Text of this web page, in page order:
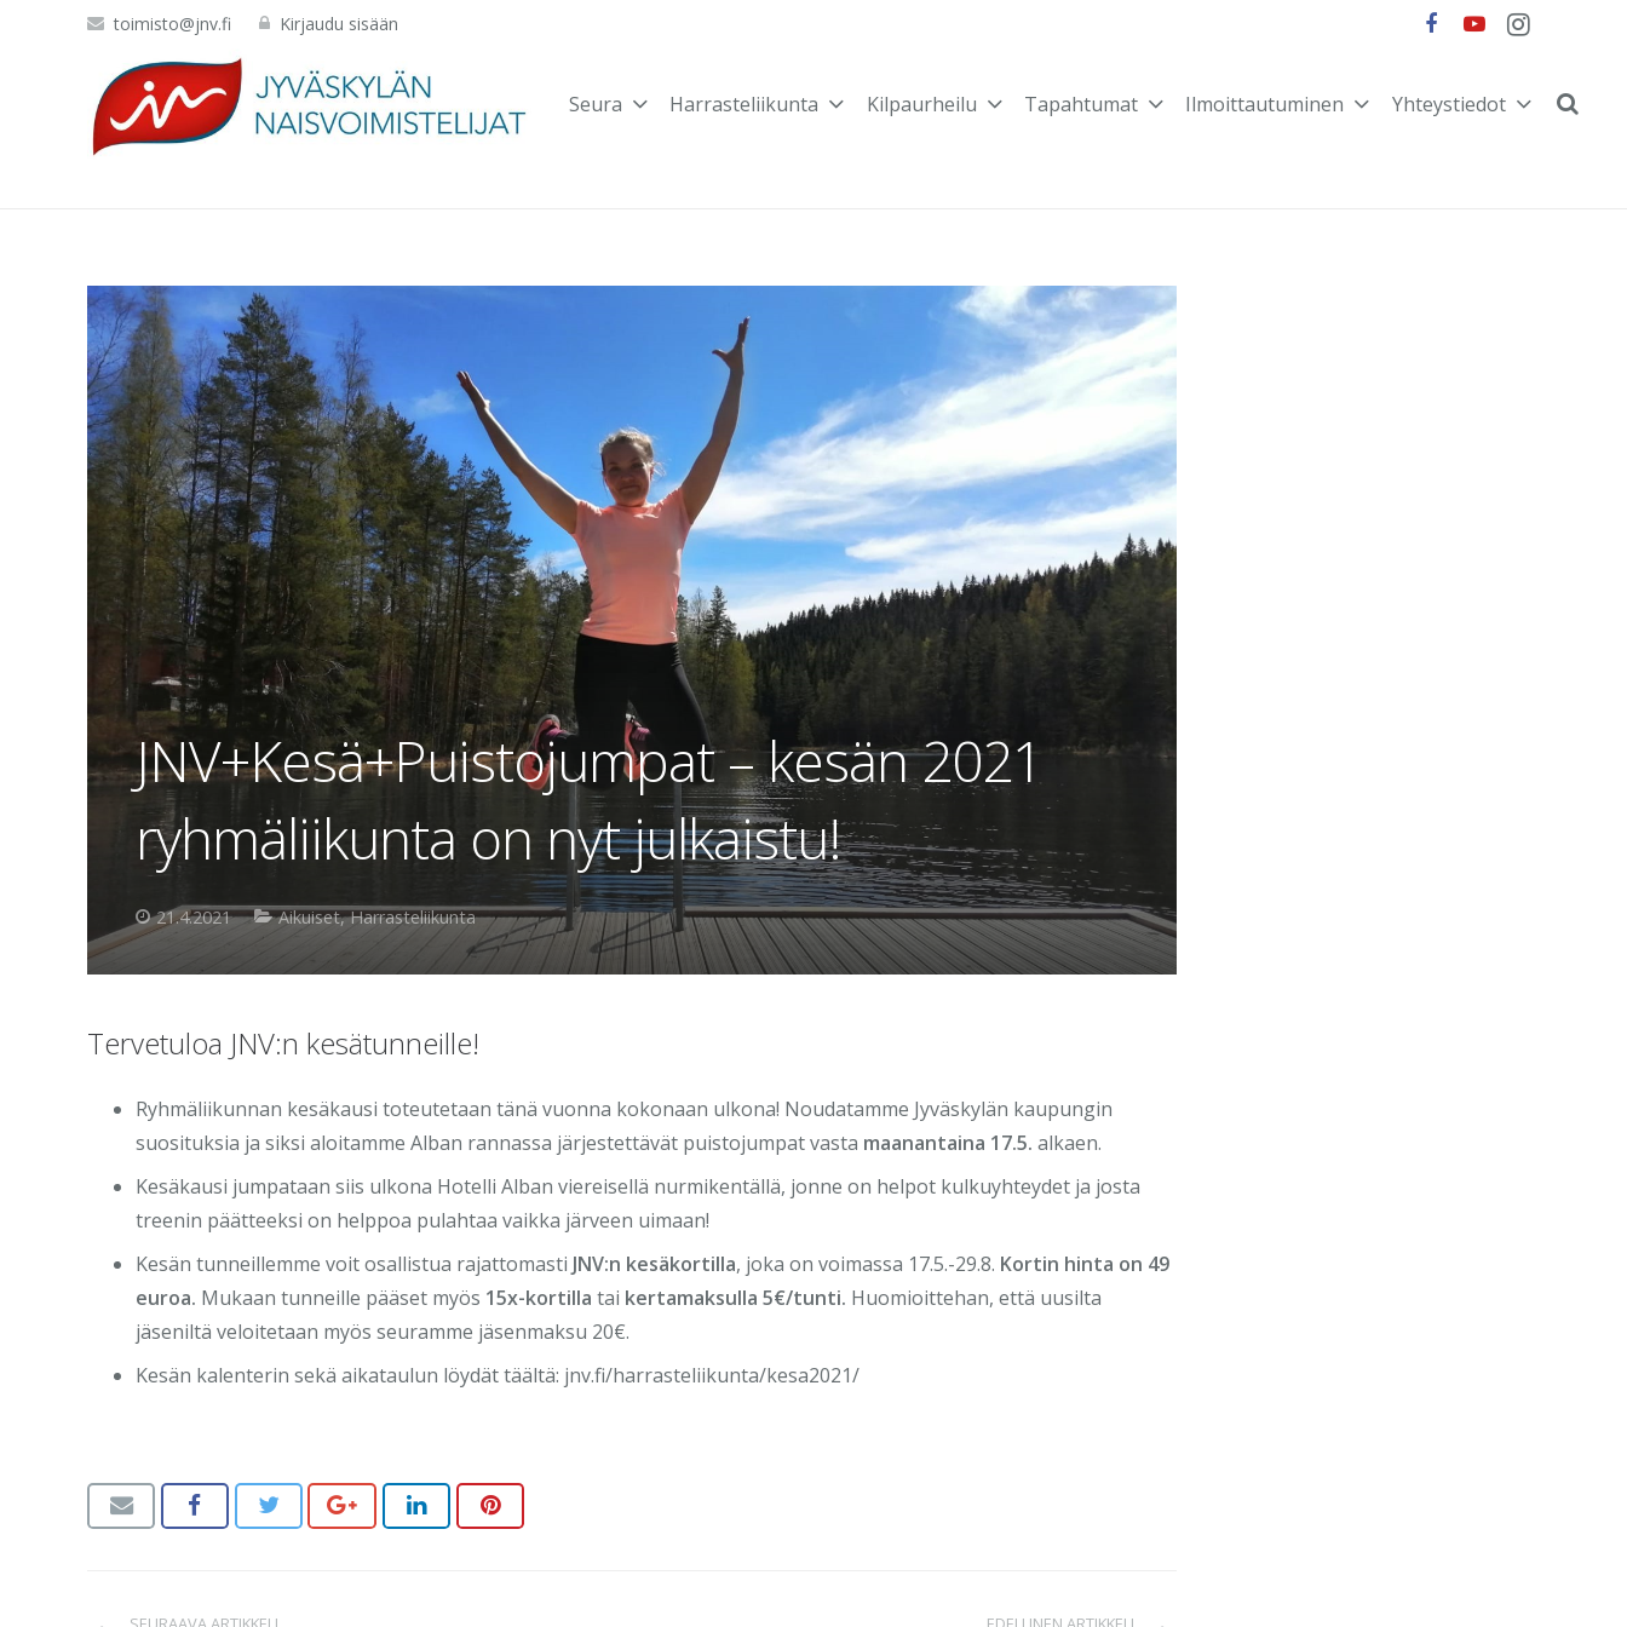
toimisto@jnv.fi Kirjaudu sisään
Seura Harrasteliikunta Kilpaurheilu Tapahtumat Ilmoittautuminen Yhteystiedot
JNV+Kesä+Puistojumpat – kesän 2021
ryhmäliikunta on nyt julkaistu!
21.4.2021 Aikuiset,Harrasteliikunta
Tervetuloa JNV:n kesätunneille!
Ryhmäliikunnan kesäkausi toteutetaan tänä vuonna kokonaan ulkona! Noudatamme Jyväskylän kaupungin
suosituksia ja siksi aloitamme Alban rannassa järjestettävät puistojumpat vasta maanantaina 17.5. alkaen.
Kesäkausi jumpataan siis ulkona Hotelli Alban viereisellä nurmikentällä, jonne on helpot kulkuyhteydet ja josta
treenin päätteeksi on helppoa pulahtaa vaikka järveen uimaan!
Kesän tunneillemme voit osallistua rajattomasti JNV:n kesäkortilla, joka on voimassa 17.5.-29.8. Kortin hinta on 49
euroa. Mukaan tunneille pääset myös 15x-kortilla tai kertamaksulla 5€/tunti. Huomioittehan, että uusilta
jäseniltä veloitetaan myös seuramme jäsenmaksu 20€.
Kesän kalenterin sekä aikataulun löydät täältä: jnv.fi/harrasteliikunta/kesa2021/